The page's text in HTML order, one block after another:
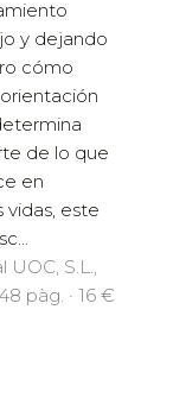
y dejando
cómo
de lo que
en
vidas, este
S.L.,
pàg. · 16 €